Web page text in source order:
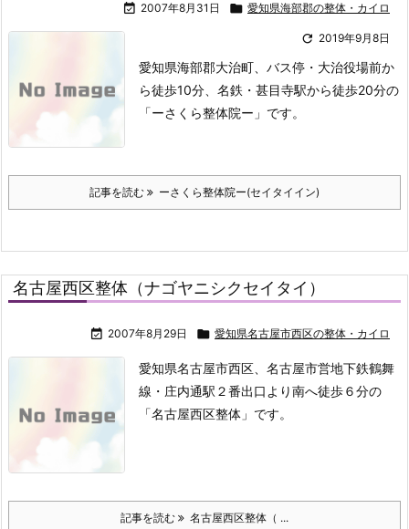
 2007年8月31日  愛知県海部郡の整体・カイロ
 2019年9月8日
愛知県海部郡大治町、バス停・大治役場前か
ら徒歩10分、名鉄・甚目寺駅から徒歩20分の
「ーさくら整体院ー」です。
記事を読む ーさくら整体院ー(セイタイイン)
名古屋西区整体（ナゴヤニシクセイタイ）
 2007年8月29日  愛知県名古屋市西区の整体・カイロ
愛知県名古屋市西区、名古屋市営地下鉄鶴舞
線・庄内通駅２番出口より南へ徒歩６分の
「名古屋西区整体」です。
記事を読む 名古屋西区整体（ ...